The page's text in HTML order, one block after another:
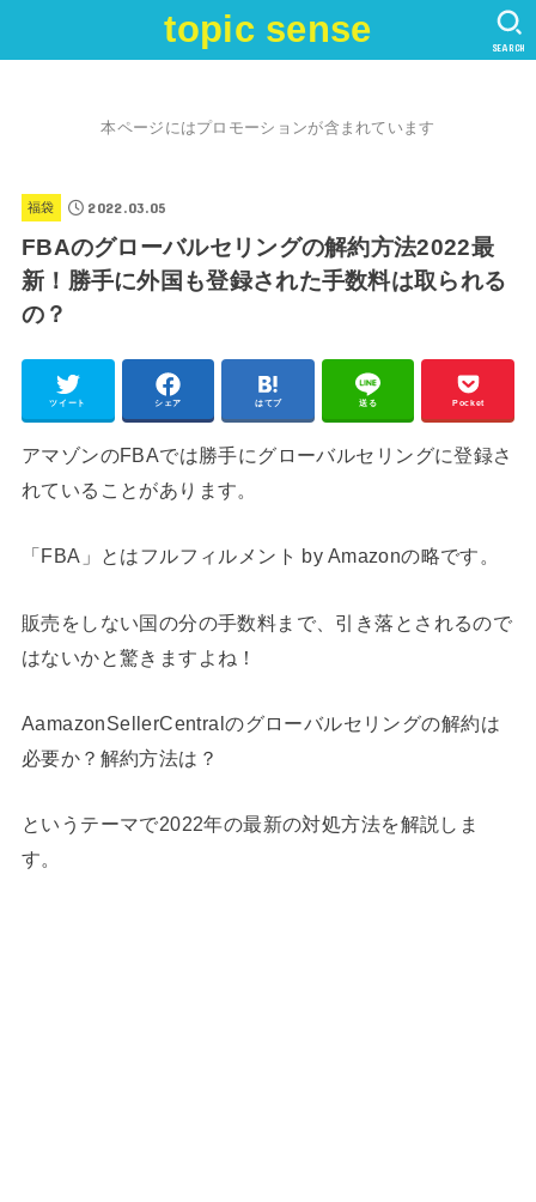
topic sense SEARCH
本ページにはプロモーションが含まれています
福袋 2022.03.05
FBAのグローバルセリングの解約方法2022最
新！勝手に外国も登録された手数料は取られる
の？
ツイート シェア はてブ 送る Pocket
アマゾンのFBAでは勝手にグローバルセリングに登録さ
れていることがあります。
「FBA」とはフルフィルメント by Amazonの略です。
販売をしない国の分の手数料まで、引き落とされるので
はないかと驚きますよね！
AamazonSellerCentralのグローバルセリングの解約は
必要か？解約方法は？
というテーマで2022年の最新の対処方法を解説しま
す。